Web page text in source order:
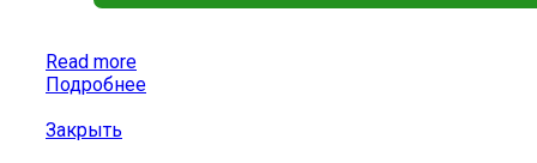
Read more
Подробнее
Закрыть